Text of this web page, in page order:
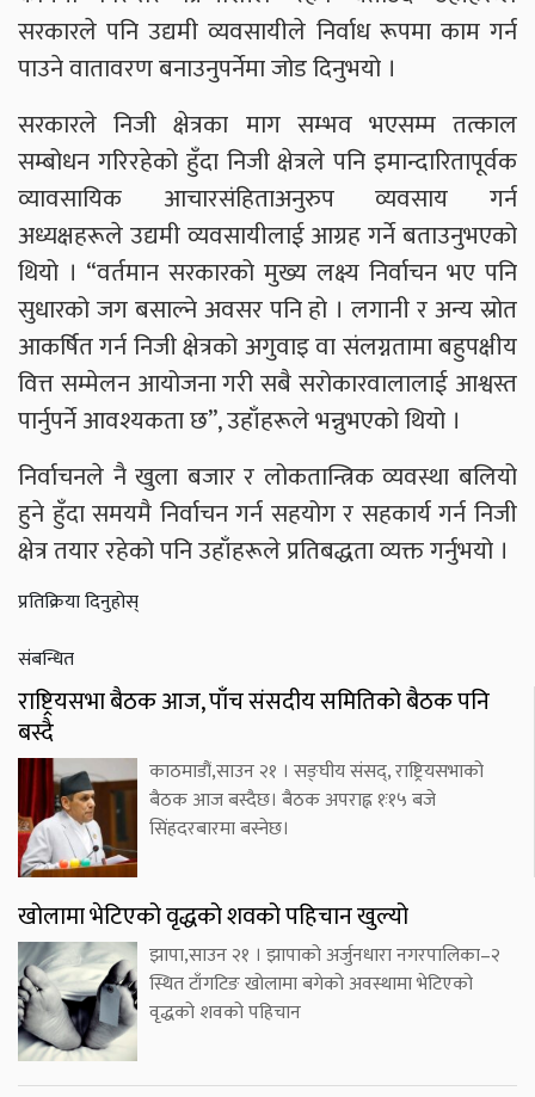
सरकारले पनि उद्यमी व्यवसायीले निर्वाध रूपमा काम गर्न
पाउने वातावरण बनाउनुपर्नेमा जोड दिनुभयो ।
सरकारले निजी क्षेत्रका माग सम्भव भएसम्म तत्काल
सम्बोधन गरिरहेको हुँदा निजी क्षेत्रले पनि इमान्दारितापूर्वक
व्यावसायिक आचारसंहिताअनुरुप व्यवसाय गर्न
अध्यक्षहरूले उद्यमी व्यवसायीलाई आग्रह गर्ने बताउनुभएको
थियो । “वर्तमान सरकारको मुख्य लक्ष्य निर्वाचन भए पनि
सुधारको जग बसाल्ने अवसर पनि हो । लगानी र अन्य स्रोत
आकर्षित गर्न निजी क्षेत्रको अगुवाइ वा संलग्नतामा बहुपक्षीय
वित्त सम्मेलन आयोजना गरी सबै सरोकारवालालाई आश्वस्त
पार्नुपर्ने आवश्यकता छ”, उहाँहरूले भन्नुभएको थियो ।
निर्वाचनले नै खुला बजार र लोकतान्त्रिक व्यवस्था बलियो
हुने हुँदा समयमै निर्वाचन गर्न सहयोग र सहकार्य गर्न निजी
क्षेत्र तयार रहेको पनि उहाँहरूले प्रतिबद्धता व्यक्त गर्नुभयो ।
प्रतिक्रिया दिनुहोस्
संबन्धित
राष्ट्रियसभा बैठक आज, पाँच संसदीय समितिको बैठक पनि
बस्दै
काठमाडौं,साउन २१ । सङ्घीय संसद्, राष्ट्रियसभाको
बैठक आज बस्दैछ। बैठक अपराह्न १ः१५ बजे
सिंहदरबारमा बस्नेछ।
खोलामा भेटिएको वृद्धको शवको पहिचान खुल्यो
झापा,साउन २१ । झापाको अर्जुनधारा नगरपालिका–२
स्थित टाँगटिङ खोलामा बगेको अवस्थामा भेटिएको
वृद्धको शवको पहिचान